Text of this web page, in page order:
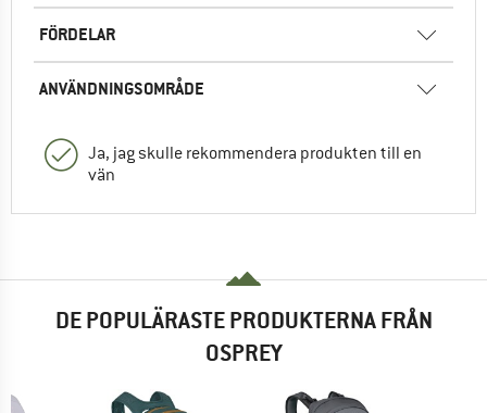
FÖRDELAR
ANVÄNDNINGSOMRÅDE
Ja, jag skulle rekommendera produkten till en
vän
DE POPULÄRASTE PRODUKTERNA FRÅN
OSPREY